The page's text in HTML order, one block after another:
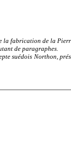
la fabrication de la
de paragraphes.
suédois Northon,